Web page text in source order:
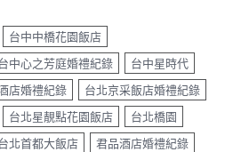
台中中橋花園飯店
中心之芳庭婚禮紀錄
台中星時代
店婚禮紀錄
台北京采飯店婚禮紀錄
台北星靚點花園飯店
台北橋園
北首都大飯店
君品酒店婚禮紀錄